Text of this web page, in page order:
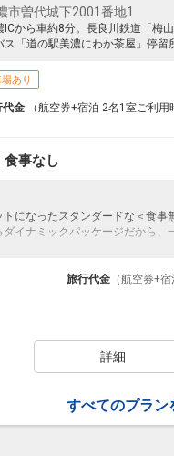
市曽代城下2001番地1
ICから車約8分。長良川鉄道「梅
ス「道の駅美濃にわか茶屋」停留
あり
代金 （航空券+宿泊 2名1室ご利用
食事なし
になったスタンダードな＜食事
イナミックパッケージだから、
たはJALグループ）確約！フラ
現地交通・体験プランなどの追
旅行代金 （航空券+
詳細
すべてのプラン